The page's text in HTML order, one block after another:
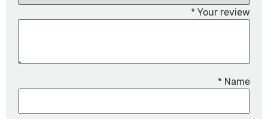
Your review
*
Name
*